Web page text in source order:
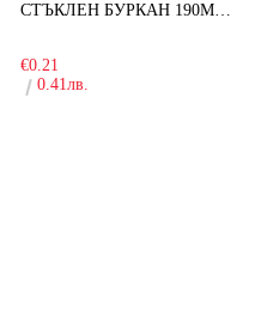
СТЪКЛЕН БУРКАН 190МЛ ЗА ДЕТСКА КУХНЯ
€0.21
0.41лв.